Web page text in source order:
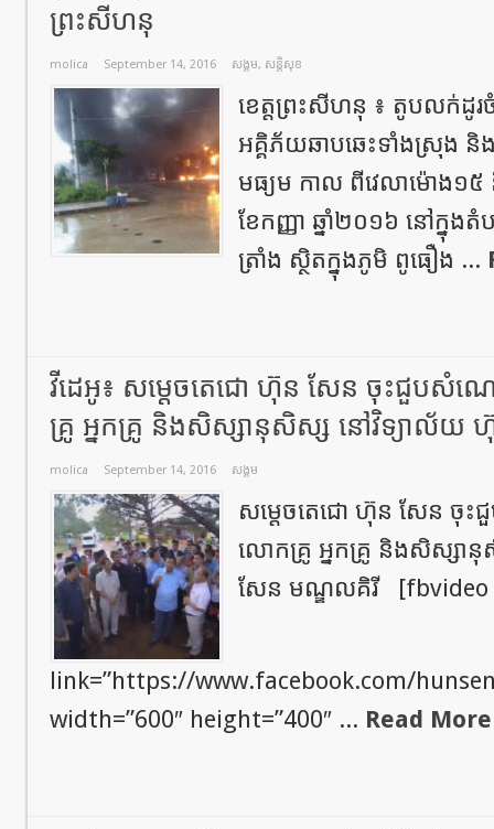
ព្រះសីហនុ
molica September 14, 2016 សង្គម, សន្តិសុខ
ខេត្តព្រះសីហនុ ៖ តូបលក់ដូរ
អគ្គិភ័យឆាបឆេះទាំងស្រុង និ
មធ្យម កាល ពីវេលាម៉ោង១៥
ខែកញ្ញា ឆ្នាំ២០១៦ នៅក្នុង
ត្រាំង ស្ថិតក្នុងភូមិ ពូធឿង ...
វីដេអូ៖ សម្តេចតេជោ ហ៊ុន សែន ចុះជួប
គ្រូ អ្នកគ្រូ និងសិស្សានុសិស្ស នៅវិទ្យាល័យ
molica September 14, 2016 សង្គម
សម្តេចតេជោ ហ៊ុន សែន
លោកគ្រូ អ្នកគ្រូ និងសិស្សា
សែន មណ្ឌលគិរី [fbvideo
link=”https://www.facebook.com/
width=”600″ height=”400″ ... Read